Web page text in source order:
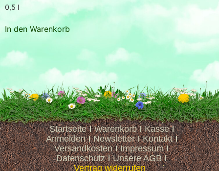
0,5 l
In den Warenkorb
Startseite Warenkorb
Kasse
Anmelden
Newsletter
Kontakt
Versandkosten
Impressum
Datenschutz
Unsere AGB
Vertrag widerrufen